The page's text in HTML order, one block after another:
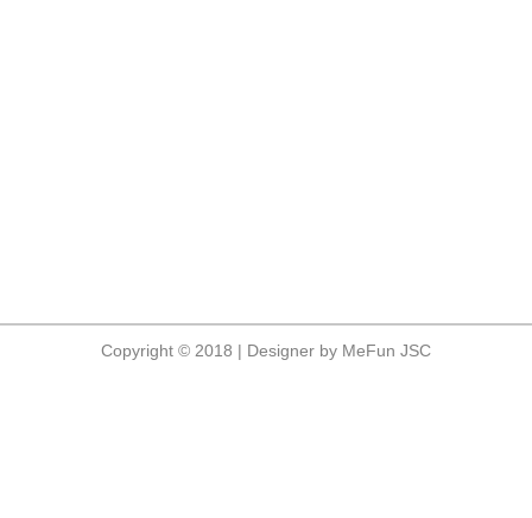
Copyright © 2018 | Designer by MeFun JSC